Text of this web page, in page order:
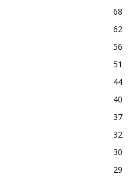
68
62
56
51
44
40
37
32
30
29